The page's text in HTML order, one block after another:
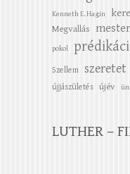
Kenneth E. Hagin
Megvallás
pokol
Szellem szeretet
újjászületés újév
LUTHER –